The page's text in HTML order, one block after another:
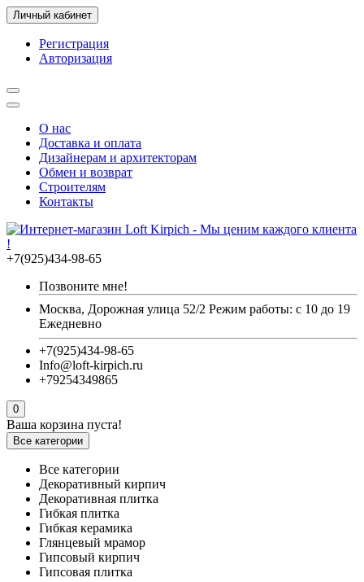
Личный кабинет
Регистрация
Авторизация
О нас
Доставка и оплата
Дизайнерам и архитекторам
Обмен и возврат
Строителям
Контакты
+7(925)434-98-65
Позвоните мне!
Москва, Дорожная улица 52/2 Режим работы: с 10 до 19
Ежедневно
+7(925)434-98-65
Info@loft-kirpich.ru
+79254349865
0
Ваша корзина пуста!
Все категории
Все категории
Декоративный кирпич
Декоративная плитка
Гибкая плитка
Гибкая керамика
Глянцевый мрамор
Гипсовый кирпич
Гипсовая плитка